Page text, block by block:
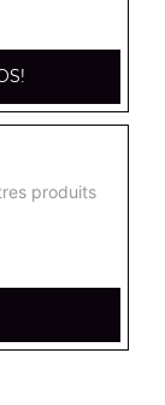
produits